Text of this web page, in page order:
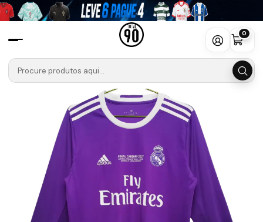
0
Início Camisolas La Liga
Real Madrid
Camisola Real Madrid Final UCL 16/17 Retro - Manga Comprida